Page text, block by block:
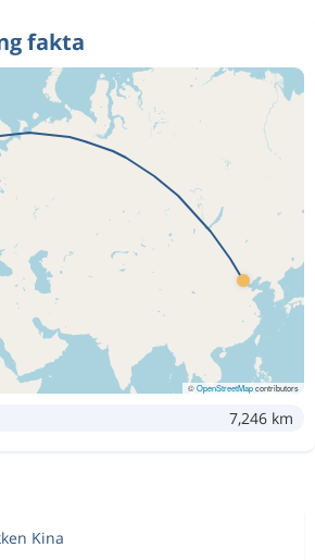
fakta
©OpenStreetMapcontributors
7,246 km
Kina